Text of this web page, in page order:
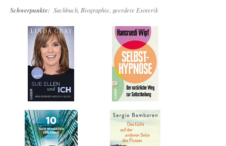
Schwerpunkte: Sachbuch, Biographie, geerdete Esoterik